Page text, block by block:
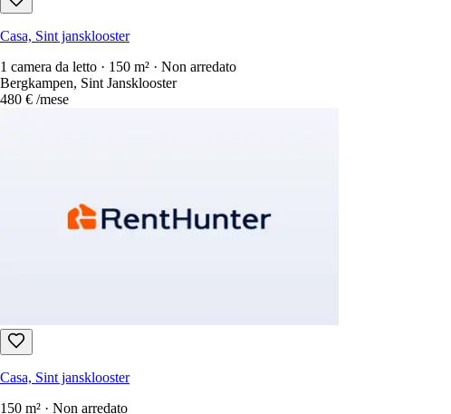
Casa, Sint jansklooster
1 camera da letto · 150 m² · Non arredato
Bergkampen, Sint Jansklooster
480 € /mese
Casa, Sint jansklooster
150 m² · Non arredato